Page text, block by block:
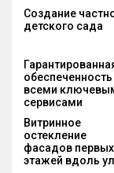
Создание
детского сада
обеспеченность
всеми
сервисами
Витринное
остекление
фасадов первых
этажей вдоль